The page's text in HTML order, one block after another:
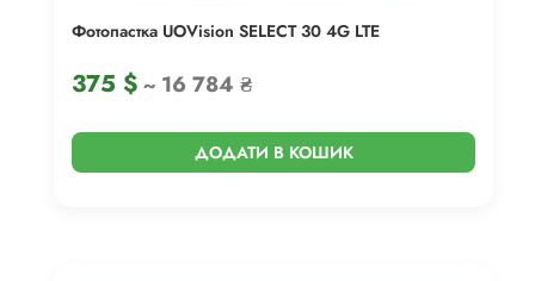
Фотопастка UOVision SELECT 30 4G LTE
375 $~ 16 784 ₴
ДОДАТИ В КОШИК